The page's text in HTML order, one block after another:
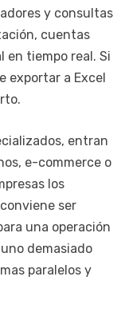
y consultas
cuentas
en tiempo real. Si
exportar a Excel
entran
e-commerce o
los
ser
una operación
demasiado
paralelos y